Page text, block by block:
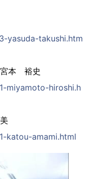
yasuda-takushi.htm
本 裕史
miyamoto-hiroshi.h
katou-amami.html